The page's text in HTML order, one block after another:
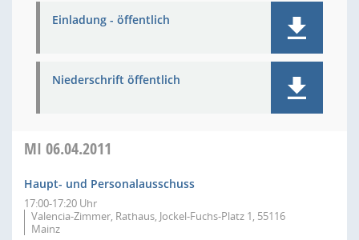
Einladung - öffentlich
Niederschrift öffentlich
MI 06.04.2011
Haupt- und Personalausschuss
17:00-17:20 Uhr
Valencia-Zimmer, Rathaus, Jockel-Fuchs-Platz 1, 55116
Mainz